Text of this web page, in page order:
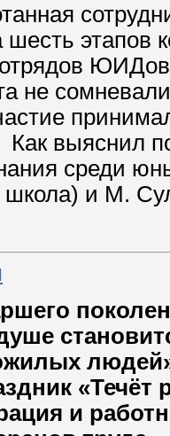
этапов
не
Как выяснил
среди
школа) и М.
«Течёт
и